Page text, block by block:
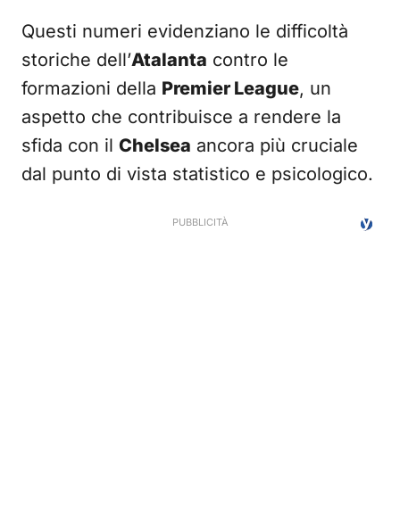
Questi numeri evidenziano le difficoltà
storiche dell’Atalanta contro le
formazioni della Premier League, un
aspetto che contribuisce a rendere la
sfida con il Chelsea ancora più cruciale
dal punto di vista statistico e psicologico.